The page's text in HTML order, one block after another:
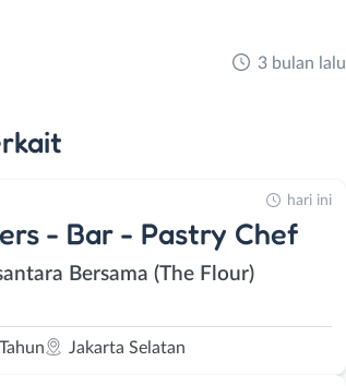
3 bulan lalu
- Bar - Pastry Chef
Bersama (The Flour)
Jakarta Selatan
hari ini